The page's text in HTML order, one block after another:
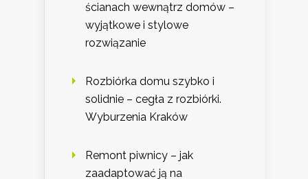
ścianach wewnątrz domów –
wyjątkowe i stylowe
rozwiązanie
Rozbiórka domu szybko i
solidnie – cegła z rozbiórki.
Wyburzenia Kraków
Remont piwnicy – jak
zaadaptować ją na